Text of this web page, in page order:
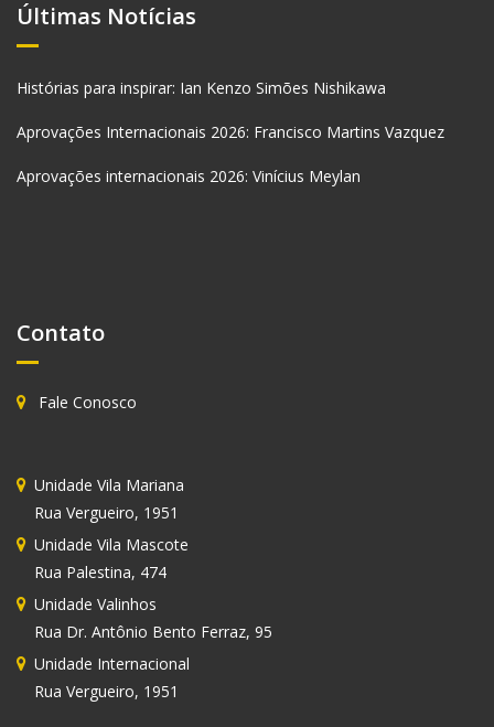
Últimas Notícias
Histórias para inspirar: Ian Kenzo Simões Nishikawa
Aprovações Internacionais 2026: Francisco Martins Vazquez
Aprovações internacionais 2026: Vinícius Meylan
Contato
Fale Conosco
Unidade Vila Mariana
Rua Vergueiro, 1951
Unidade Vila Mascote
Rua Palestina, 474
Unidade Valinhos
Rua Dr. Antônio Bento Ferraz, 95
Unidade Internacional
Rua Vergueiro, 1951